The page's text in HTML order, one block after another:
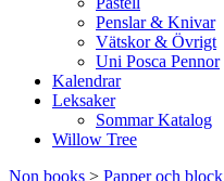
Penslar & Knivar
Vätskor & Övrigt
Uni Posca Pennor
Kalendrar
Leksaker
Sommar Katalog
Willow Tree
Non books > Papper och block